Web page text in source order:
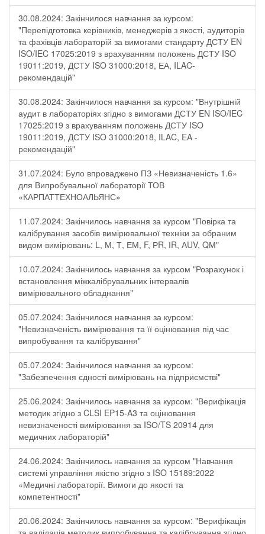
30.08.2024: Закінчилося навчання за курсом:
"Перепідготовка керівників, менеджерів з якості, аудиторів
та фахівців лабораторій за вимогами стандарту ДСТУ EN
ISO/IEC 17025:2019 з врахуванням положень ДСТУ ISO
19011:2019, ДСТУ ISO 31000:2018, ЕА, ILAC-
рекомендацій"
30.08.2024: Закінчилося навчання за курсом: "Внутрішній
аудит в лабораторіях згідно з вимогами ДСТУ EN ISO/IEC
17025:2019 з врахуванням положень ДСТУ ISO
19011:2019, ДСТУ ISO 31000:2018, ILAC, EA -
рекомендацій"
31.07.2024: Було впроваджено ПЗ «Невизначеність 1.6»
для Випробувальної лабораторії ТОВ
«КАРПАТТЕХНОАЛЬЯНС»
11.07.2024: Закінчилось навчання за курсом "Повірка та
калібрування засобів вимірювальної техніки за обраним
видом вимірювань: L, М, Т, ЕМ, F, РR, ІR, АUV, QМ"
10.07.2024: Закінчилось навчання за курсом "Розрахунок і
встановлення міжкалібрувальних інтервалів
вимірювального обладнання"
05.07.2024: Закінчилося навчання за курсом:
"Невизначеність вимірювання та її оцінювання під час
випробування та калібрування"
05.07.2024: Закінчилося навчання за курсом:
"Забезпечення єдності вимірювань на підприємстві"
25.06.2024: Закінчилось навчання за курсом: "Верифікація
методик згідно з CLSI EP15-A3 та оцінювання
невизначеності вимірювання за ISО/TS 20914 для
медичних лабораторій"
24.06.2024: Закінчилось навчання за курсом "Навчання
системі управління якістю згідно з ISO 15189:2022
«Медичні лабораторії. Вимоги до якості та
компетентності"
20.06.2024: Закінчилось навчання за курсом: "Верифікація